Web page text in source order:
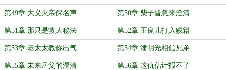
第49章 大义灭亲保名声 第50章 柴子晋急来澄清
第51章 那只是救人秘法 第52章 王良儿打入贱籍
第53章 老太太教你出气 第54章 潘明光相信兄弟
第55章 未来岳父的澄清 第56章 这仇估计报不了